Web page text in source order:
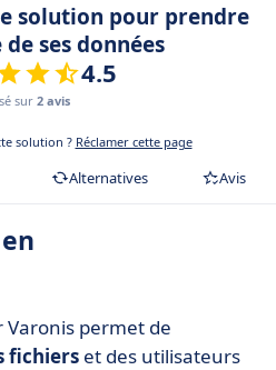
solution pour prendre
ses données
4.5
sur 2 avis
solution ? Réclamer cette page
Alternatives Avis
Varonis permet de
fichiers et des utilisateurs